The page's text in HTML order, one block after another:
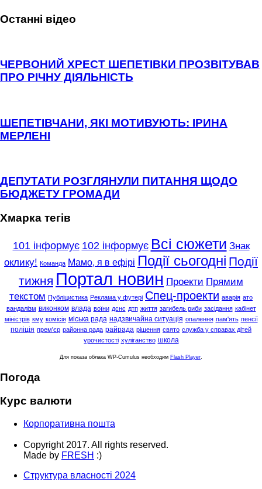
Останні відео
ЧЕРВОНИЙ ХРЕСТ ШЕПЕТІВКИ ПРОЗВІТУВАВ
ПРО РІЧНУ ДІЯЛЬНІСТЬ
ШЕПЕТІВЧАНИ, ЯКІ МОТИВУЮТЬ: ІРИНА
МЕРЛЕНІ
ДЕПУТАТИ РОЗГЛЯНУЛИ ПИТАННЯ ЩОДО
БЮДЖЕТУ ГРОМАДИ
Хмарка тегів
101 інформує 102 інформує Всі сюжети Знак
оклику! Команда Мамо, я в ефірі Події сьогодні Події
тижня Портал новин Проекти Прямим
текстом Публіцистика Реклама у футері Спец-проекти аварія ато
вандалізм виконком влада воїни дснс дтп життя загибель риби засідання кабінет
міністрів кму комісія міська рада надзвичайна ситуація опалення пам'ять пенсії
поліція прем'єр районна рада райрада рішення свято служба у справах дітей
урочистості хуліганство школа
Для показа облака WP-Cumulus необходим Flash Player
Погода
Курс валюти
Корпоративна пошта
Copyright 2017. All rights reserved.
Made by FRESH :)
Структура власності 2024